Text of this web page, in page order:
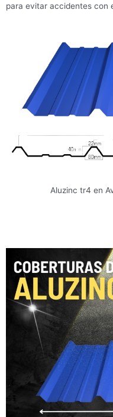
para evitar accidentes con
Aluzinc tr4 en